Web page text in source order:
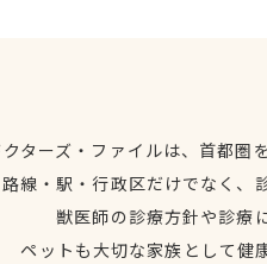
ターズ・ファイルは、首都
路線・駅・行政区だけでなく、
獣医師の診療方針や診療
ペットも大切な家族として健